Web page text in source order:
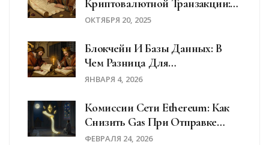
Криптовалютной Транзакции:
Пошаговое Руководство Для
ОКТЯБРЯ 20, 2025
Блокчейн И Базы Данных: В
Чем Разница Для
Криптовалютных Операций
ЯНВАРЯ 4, 2026
Комиссии Сети Ethereum: Как
Снизить Gas При Отправке
ETH В 2026 Году
ФЕВРАЛЯ 24, 2026